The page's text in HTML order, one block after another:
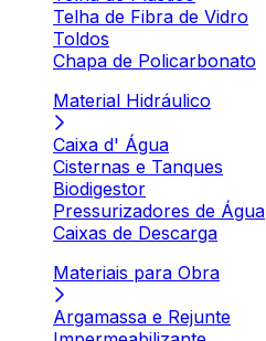
Telha de Fibra de Vidro
Toldos
Chapa de Policarbonato
Material Hidráulico
Caixa d' Água
Cisternas e Tanques
Biodigestor
Pressurizadores de Água
Caixas de Descarga
Materiais para Obra
Argamassa e Rejunte